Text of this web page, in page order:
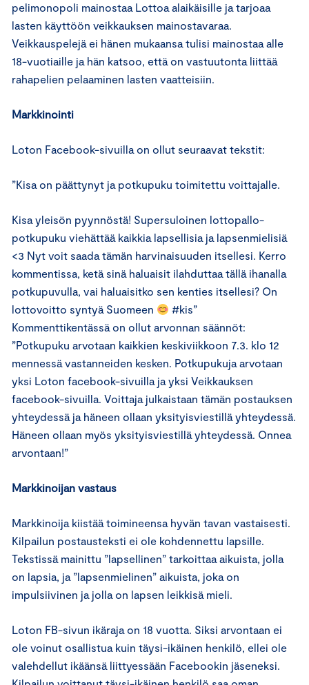
pelimonopoli mainostaa Lottoa alaikäisille ja tarjoaa
lasten käyttöön veikkauksen mainostavaraa.
Veikkauspelejä ei hänen mukaansa tulisi mainostaa alle
18-vuotiaille ja hän katsoo, että on vastuutonta liittää
rahapelien pelaaminen lasten vaatteisiin.
Markkinointi
Loton Facebook-sivuilla on ollut seuraavat tekstit:
”Kisa on päättynyt ja potkupuku toimitettu voittajalle.
Kisa yleisön pyynnöstä! Supersuloinen lottopallo-
potkupuku viehättää kaikkia lapsellisia ja lapsenmielisiä
<3 Nyt voit saada tämän harvinaisuuden itsellesi. Kerro
kommentissa, ketä sinä haluaisit ilahduttaa tällä ihanalla
potkupuvulla, vai haluaisitko sen kenties itsellesi? On
lottovoitto syntyä Suomeen
#kis”
Kommenttikentässä on ollut arvonnan säännöt:
”Potkupuku arvotaan kaikkien keskiviikkoon 7.3. klo 12
mennessä vastanneiden kesken. Potkupukuja arvotaan
yksi Loton facebook-sivuilla ja yksi Veikkauksen
facebook-sivuilla. Voittaja julkaistaan tämän postauksen
yhteydessä ja häneen ollaan yksityisviestillä yhteydessä.
Häneen ollaan myös yksityisviestillä yhteydessä. Onnea
arvontaan!”
Markkinoijan vastaus
Markkinoija kiistää toimineensa hyvän tavan vastaisesti.
Kilpailun postausteksti ei ole kohdennettu lapsille.
Tekstissä mainittu ”lapsellinen” tarkoittaa aikuista, jolla
on lapsia, ja ”lapsenmielinen” aikuista, joka on
impulsiivinen ja jolla on lapsen leikkisä mieli.
Loton FB-sivun ikäraja on 18 vuotta. Siksi arvontaan ei
ole voinut osallistua kuin täysi-ikäinen henkilö, ellei ole
valehdellut ikäänsä liittyessään Facebookin jäseneksi.